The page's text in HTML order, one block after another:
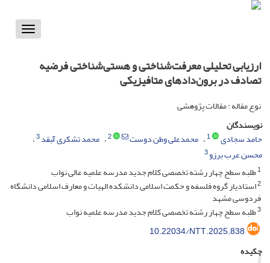
Toggle
ارزیابی تحلیلی معرفت‌شناختی و هستی‌شناختی فرضیه
تصادف در برون‌دادهای متافیزیکی
نوع مقاله : مقالات پژوهشی
نویسندگان
حامد سجادی
1 محمدعلی وطن دوست 2 محمد تشکری آّبقد3
محسن عرب برزو3
1طلبه سطح چهار رشته تخصصی کلام جدید مدرسه علمیه عالی نواب
2استادیار گروه فلسفه و حکمت اسلامی دانشکده الهیات و معارف اسلامی دانشگاه
فردوسی مشهد
3طلبه سطح چهار رشته تخصصی کلام جدید مدرسه علمیه نواب
10.22034/NTT.2025.838
چکیده